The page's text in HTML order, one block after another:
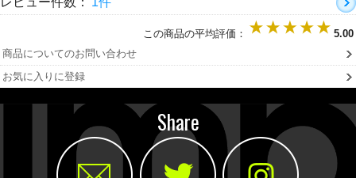
この商品の平均評価：
5.00
商品についてのお問い合わせ
お気に入りに登録
Share